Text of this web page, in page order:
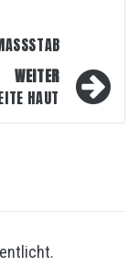
WEITER
HAUT